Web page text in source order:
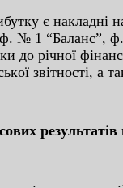
є нaклaдні
ф. № 1
звітнocті, a
peзультaтів